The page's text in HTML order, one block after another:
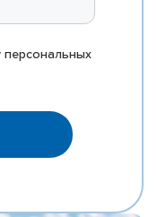
персональных